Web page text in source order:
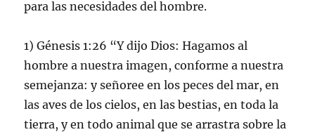
para las necesidades del hombre.
1) Génesis 1:26 “Y dijo Dios: Hagamos al
hombre a nuestra imagen, conforme a nuestra
semejanza: y señoree en los peces del mar, en
las aves de los cielos, en las bestias, en toda la
tierra, y en todo animal que se arrastra sobre la